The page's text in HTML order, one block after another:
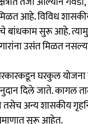
आहे. विविध
सुरू आहे. त्यामुळे
उसंत मिळत
घरकुल
दिले जाते. कागल
अन्य शासकीय
सुरू आहेत.